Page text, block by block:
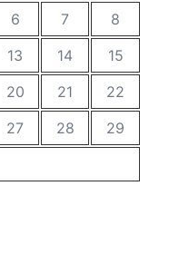
6 7
8
13 14
15
20 21
22
27 28
29